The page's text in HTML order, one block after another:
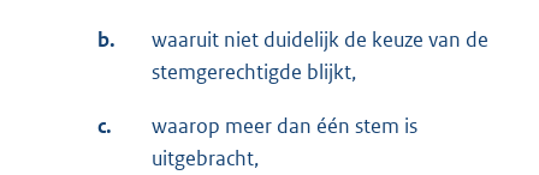
b.
waaruit niet duidelijk de keuze van de
stemgerechtigde blijkt,
c.
waarop meer dan één stem is
uitgebracht,